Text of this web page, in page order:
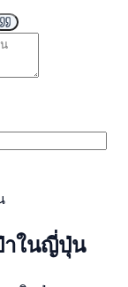
ในญี่ปุ่น